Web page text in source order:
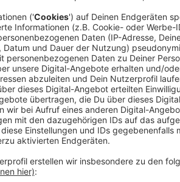
Milow nennt es seine bisher
er auch offen über das
Milows Debütsingle "You
You", indem er explizit seine
"DeLorean" und "Donkey
"Darauf war ich früher stolz.
sehr bewusst abgeschirmt
Bauchspeicheldrüsenkrebs
Töchter, was mich zum
meine Komfortzone zu
To Meet You" als